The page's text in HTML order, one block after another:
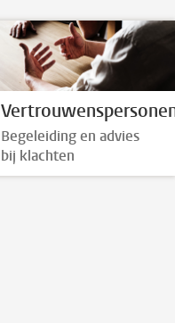
Begeleiding en advies
bij klachten